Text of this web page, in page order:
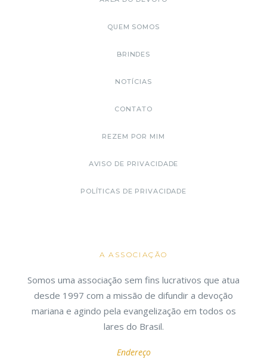
QUEM SOMOS
BRINDES
NOTÍCIAS
CONTATO
REZEM POR MIM
AVISO DE PRIVACIDADE
POLÍTICAS DE PRIVACIDADE
A ASSOCIAÇÃO
Somos uma associação sem fins lucrativos que atua
desde 1997 com a missão de difundir a devoção
mariana e agindo pela evangelização em todos os
lares do Brasil.
Endereço